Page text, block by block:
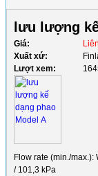
lưu lượng
Giá:
Xuất xứ:
Lượt xem:
Flow rate (min./max.):
/ 101,3 kPa